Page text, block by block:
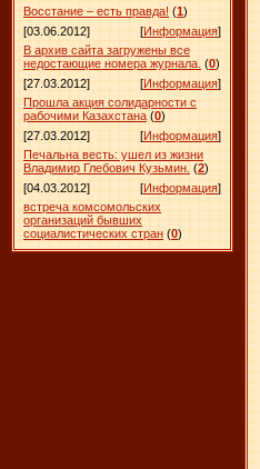
Восстание – есть правда! (1)
[03.06.2012]
[Информация]
В архив сайта загружены все
недостающие номера журнала. (0)
[27.03.2012]
[Информация]
Прошла акция солидарности с
рабочими Казахстана (0)
[27.03.2012]
[Информация]
Печальна весть: ушел из жизни
Владимир Глебович Кузьмин. (2)
[04.03.2012]
[Информация]
встреча комсомольских
организаций бывших
социалистических стран (0)